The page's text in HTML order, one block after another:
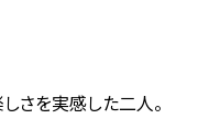
さを実感した二人。